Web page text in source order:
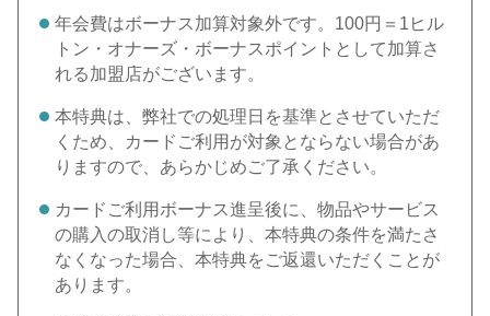
年会費はボーナス加算対象外です。100円＝1ヒル
トン・オナーズ・ボーナスポイントとして加算さ
れる加盟店がございます。
本特典は、弊社での処理日を基準とさせていただ
くため、カードご利用が対象とならない場合があ
りますので、あらかじめご了承ください。
カードご利用ボーナス進呈後に、物品やサービス
の購入の取消し等により、本特典の条件を満たさ
なくなった場合、本特典をご返還いただくことが
あります。